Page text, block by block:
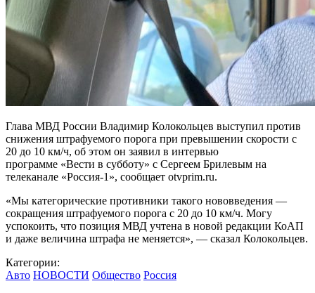
Глава МВД России Владимир Колокольцев выступил против
снижения штрафуемого порога при превышении скорости с
20 до 10 км/ч, об этом он заявил в интервью
программе «Вести в субботу» с Сергеем Брилевым на
телеканале «Россия-1», сообщает otvprim.ru.
«Мы категорические противники такого нововведения —
сокращения штрафуемого порога с 20 до 10 км/ч. Могу
успокоить, что позиция МВД учтена в новой редакции КоАП
и даже величина штрафа не меняется», — сказал Колокольцев.
Категории:
Авто НОВОСТИ Общество Россия